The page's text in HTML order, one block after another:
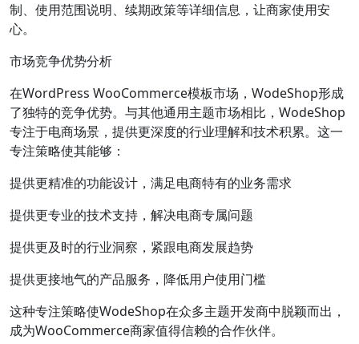
制、使用范围说明、续期政策等详细信息，让商家使用安
心。
市场竞争优势分析
在WordPress WooCommerce模板市场，WodeShop形成
了独特的竞争优势。与其他通用主题市场相比，WodeShop
专注于电商场景，提供更深度的行业理解和技术积累。这一
专注策略使其能够：
提供更精准的功能设计，满足电商特有的业务需求
提供更专业的技术支持，解决电商专属问题
提供更及时的行业洞察，紧跟电商发展趋势
提供更接地气的产品服务，降低用户使用门槛
这种专注策略使WodeShop在众多主题开发商中脱颖而出，
成为WooCommerce商家值得信赖的合作伙伴。